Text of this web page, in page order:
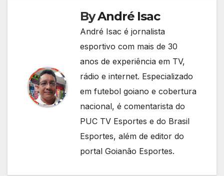
ByAndré Isac
André Isac é jornalista
esportivo com mais de 30
anos de experiência em TV,
rádio e internet. Especializado
em futebol goiano e cobertura
nacional, é comentarista do
PUC TV Esportes e do Brasil
Esportes, além de editor do
portal Goianão Esportes.